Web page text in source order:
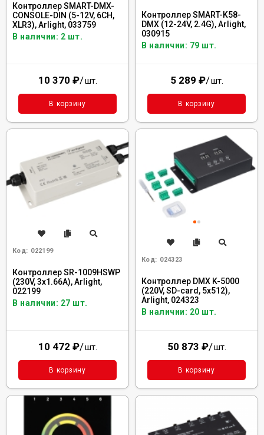
Контроллер SMART-DMX-
CONSOLE-DIN (5-12V, 6CH,
XLR3), Arlight, 033759
В наличии: 2 шт.
10 370 ₽/шт.
В корзину
Контроллер SMART-K58-
DMX (12-24V, 2.4G), Arlight,
030915
В наличии: 79 шт.
5 289 ₽/шт.
В корзину
Код: 022199
Контроллер SR-1009HSWP
(230V, 3x1.66A), Arlight,
022199
В наличии: 27 шт.
10 472 ₽/шт.
В корзину
Код: 024323
Контроллер DMX K-5000
(220V, SD-card, 5x512),
Arlight, 024323
В наличии: 20 шт.
50 873 ₽/шт.
В корзину